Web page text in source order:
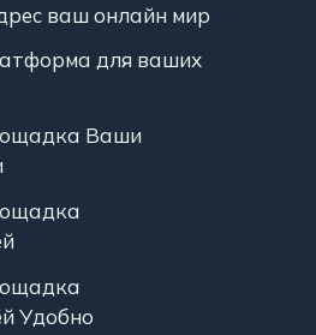
ваш онлайн мир
для ваших
Ваши
Удобно